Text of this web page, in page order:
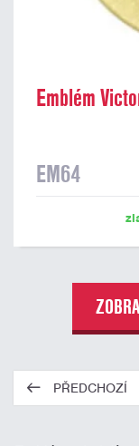
Emblém
EM64
PŘEDCHOZÍ